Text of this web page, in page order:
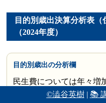
©澁谷英樹| 📚
目的別歳出決算分析表（
（2024年度）
目的別歳出の分析欄
民生費については年々増
して、各種社会保障経費